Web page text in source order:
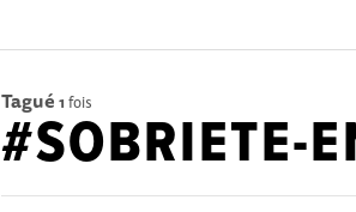
Tagué 1 fois
#SOBRIETE-